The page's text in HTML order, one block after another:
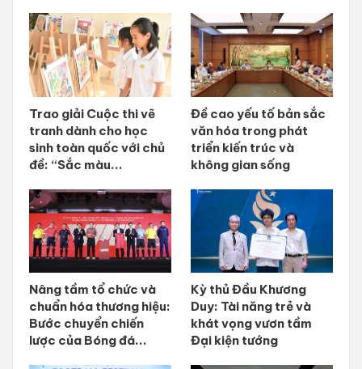
Trao giải Cuộc thi vẽ
tranh dành cho học
sinh toàn quốc với chủ
đề: “Sắc màu...
Đề cao yếu tố bản sắc
văn hóa trong phát
triển kiến trúc và
không gian sống
Nâng tầm tổ chức và
chuẩn hóa thương hiệu:
Bước chuyển chiến
lược của Bóng đá...
Kỳ thủ Đầu Khương
Duy: Tài năng trẻ và
khát vọng vươn tầm
Đại kiện tướng